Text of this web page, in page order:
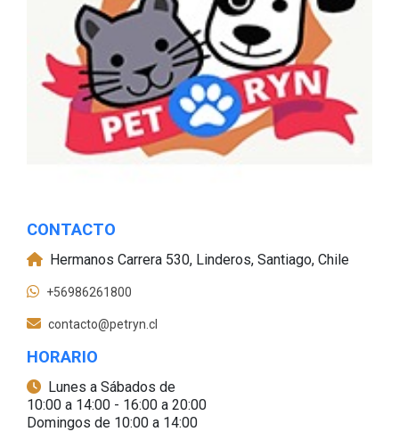
CONTACTO
Hermanos Carrera 530, Linderos, Santiago, Chile
+56986261800
contacto@petryn.cl
HORARIO
Lunes a Sábados de
10:00 a 14:00 - 16:00 a 20:00
Domingos de 10:00 a 14:00